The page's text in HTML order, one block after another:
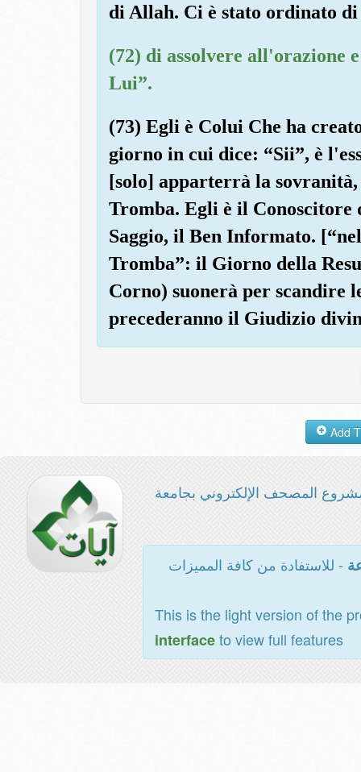
di Allah. Ci è stato ordinato
(72) di assolvere all'orazione
Lui”.
(73) Egli è Colui Che ha
giorno in cui dice: “Sii”, è
[solo] apparterrà la
Tromba. Egli è il
Saggio, il Ben Informato.
Tromba”: il Giorno della
Corno) suonerà per scandire
precederanno il Giudizio
المصحف الإلكتروني بجامعة
- للاستفادة من كافة المميزات
This is the light version of the
interfaceto view full features